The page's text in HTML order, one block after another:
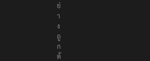
อ
ย่
า
ง
ถู
ก